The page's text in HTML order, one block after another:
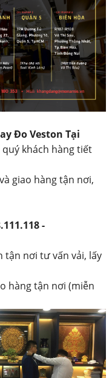
Đo Veston Tại
quý khách hàng tiết
giao hàng tận nơi,
-
tận nơi tư vấn vải, lấy
hàng tận nơi (miễn